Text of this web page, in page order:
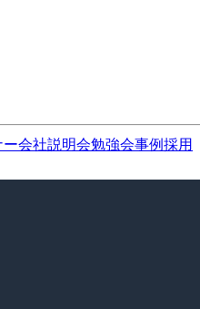
会社説明会勉強会事例採用